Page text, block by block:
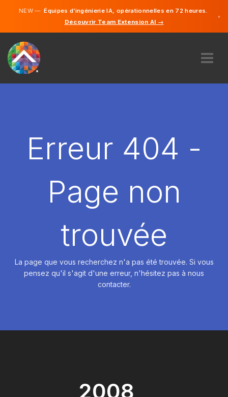
NEW —Équipes d’ingénierie IA, opérationnelles en 72 heures.
Découvrir Team Extension AI →
×
DÉMARRER
Erreur 404 -
Page non
trouvée
La page que vous recherchez n'a pas été trouvée. Si vous
pensez qu'il s'agit d'une erreur, n'hésitez pas à nous
contacter.
2008